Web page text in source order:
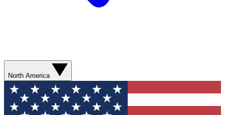
North America